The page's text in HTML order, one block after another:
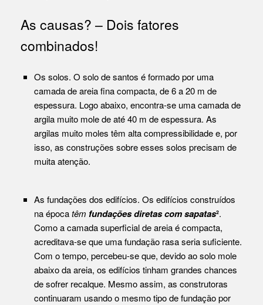
As causas? – Dois fatores
combinados!
Os solos. O solo de santos é formado por uma
camada de areia fina compacta, de 6 a 20 m de
espessura. Logo abaixo, encontra-se uma camada de
argila muito mole de até 40 m de espessura. As
argilas muito moles têm alta compressibilidade e, por
isso, as construções sobre esses solos precisam de
muita atenção.
As fundações dos edifícios. Os edifícios construídos
na épocatêm fundações diretas com sapatas².
Como a camada superficial de areia é compacta,
acreditava-se que uma fundação rasa seria suficiente.
Com o tempo, percebeu-se que, devido ao solo mole
abaixo da areia, os edifícios tinham grandes chances
de sofrer recalque. Mesmo assim, as construtoras
continuaram usando o mesmo tipo de fundação por